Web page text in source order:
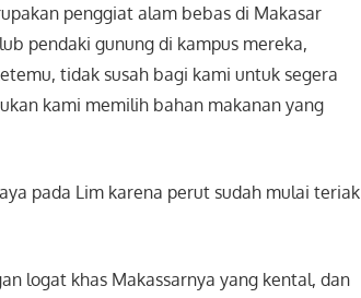
penggiat alam bebas di Makasar
pendaki gunung di kampus mereka,
tidak susah bagi kami untuk segera
kami memilih bahan makanan yang
pada Lim karena perut sudah mulai teriak
logat khas Makassarnya yang kental, dan